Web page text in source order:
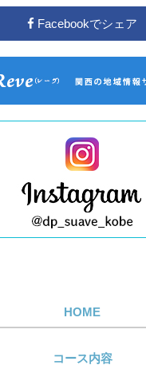
Facebookでシェア
HOME
コース内容